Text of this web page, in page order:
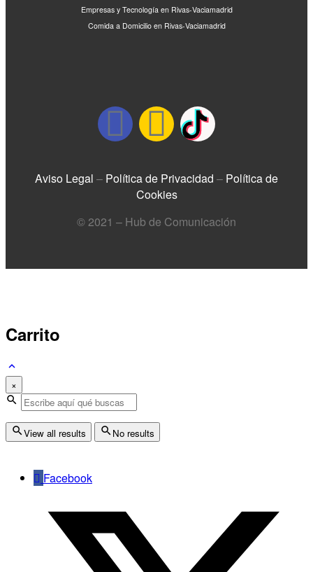
Empresas y Tecnología en Rivas-Vaciamadrid
Comida a Domicilio en Rivas-Vaciamadrid
Aviso Legal – Política de Privacidad – Política de
Cookies
© 2021 – Hub de Comunicación
Carrito
×
View all results No results
Facebook